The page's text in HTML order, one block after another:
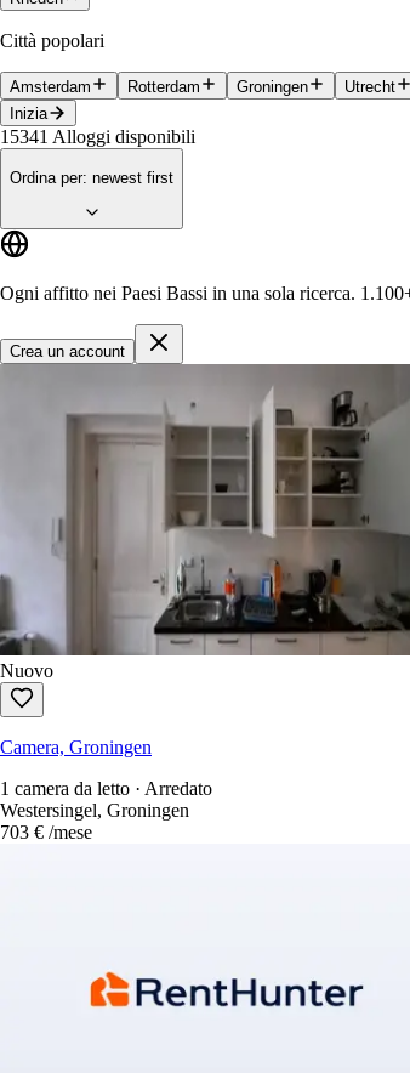
Città popolari
Amsterdam Rotterdam Groningen Utrecht
Inizia
15341 Alloggi disponibili
Ordina per: newest first
Ogni affitto nei Paesi Bassi in una sola ricerca.
Crea un account
Nuovo
Camera, Groningen
1 camera da letto · Arredato
Westersingel, Groningen
703 € /mese